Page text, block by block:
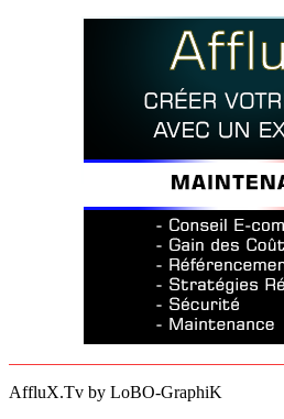
AffluX.Tv by LoBO-GraphiK